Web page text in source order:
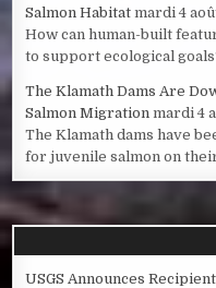
Salmon Habitat mardi 4
How can human-built
to support ecological
The Klamath Dams Are
Salmon Migration mardi 4
The Klamath dams have
for juvenile salmon on
USGS Announces